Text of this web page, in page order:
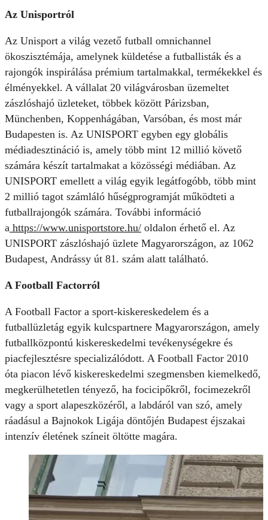
Az Unisportról
Az Unisport a világ vezető futball omnichannel
ökoszisztémája, amelynek küldetése a futballisták és a
rajongók inspirálása prémium tartalmakkal, termékekkel és
élményekkel. A vállalat 20 világvárosban üzemeltet
zászlóshajó üzleteket, többek között Párizsban,
Münchenben, Koppenhágában, Varsóban, és most már
Budapesten is. Az UNISPORT egyben egy globális
médiadesztináció is, amely több mint 12 millió követő
számára készít tartalmakat a közösségi médiában. Az
UNISPORT emellett a világ egyik legátfogóbb, több mint
2 millió tagot számláló hűségprogramját működteti a
futballrajongók számára. További információ
a https://www.unisportstore.hu/ oldalon érhető el. Az
UNISPORT zászlóshajó üzlete Magyarországon, az 1062
Budapest, Andrássy út 81. szám alatt található.
A Football Factorról
A Football Factor a sport-kiskereskedelem és a
futballüzletág egyik kulcspartnere Magyarországon, amely
futballközpontú kiskereskedelmi tevékenységekre és
piacfejlesztésre specializálódott. A Football Factor 2010
óta piacon lévő kiskereskedelmi szegmensben kiemelkedő,
megkerülhetetlen tényező, ha focicipőkről, focimezekről
vagy a sport alapeszközéről, a labdáról van szó, amely
ráadásul a Bajnokok Ligája döntőjén Budapest éjszakai
intenzív életének színeit öltötte magára.